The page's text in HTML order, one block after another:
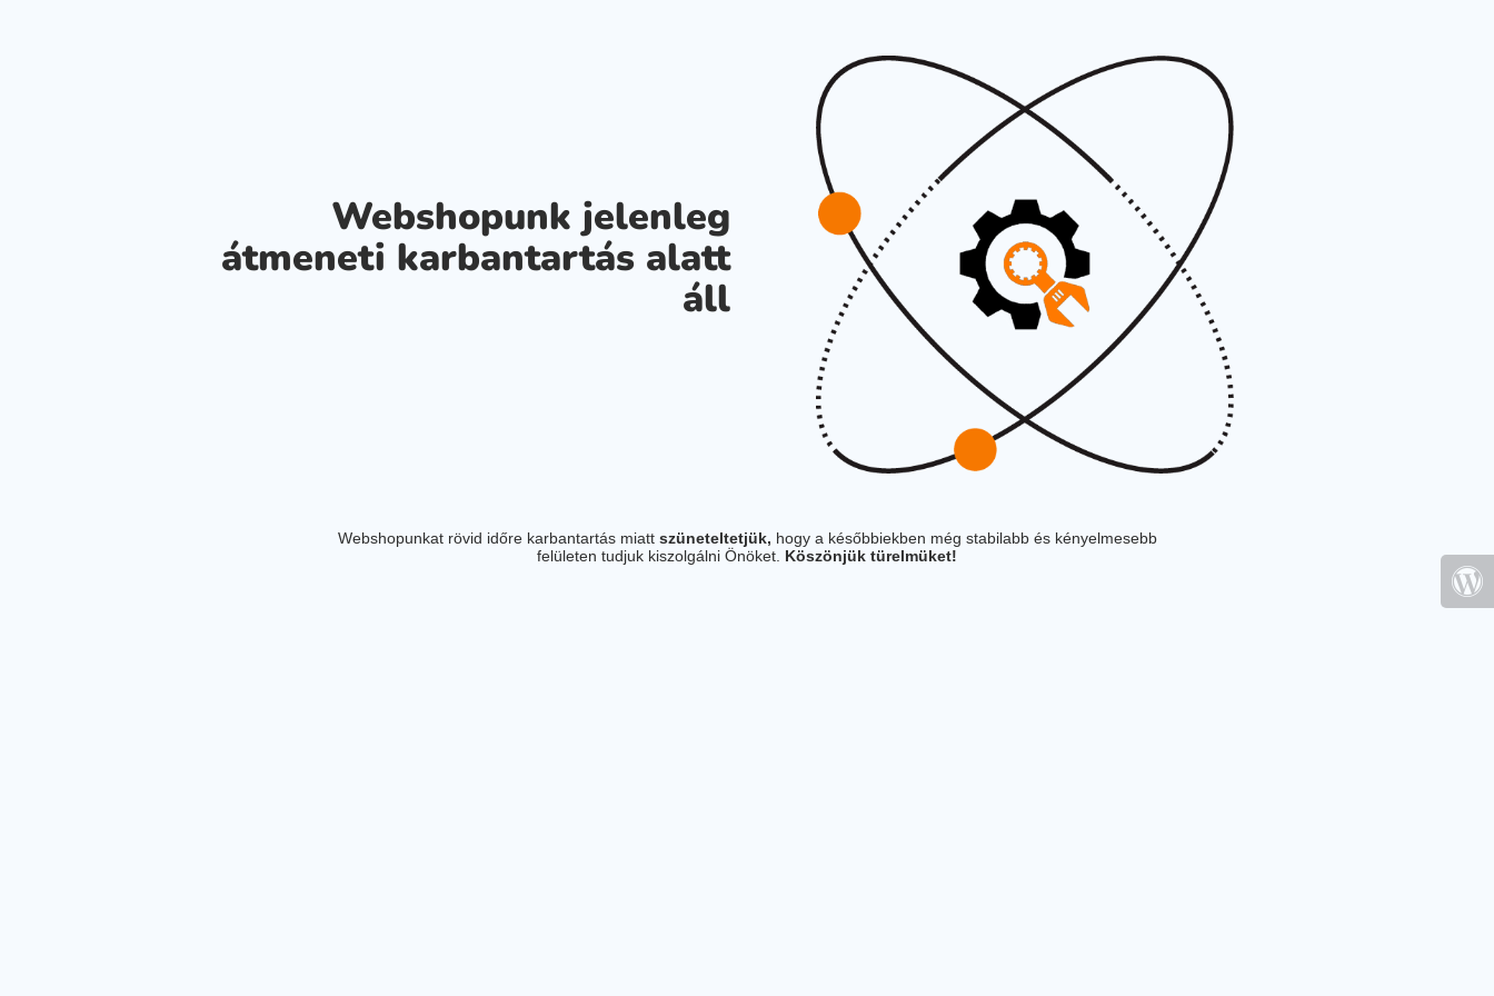
Webshopunk jelenleg
átmeneti karbantartás alatt
áll
Webshopunkat rövid időre karbantartás miatt szüneteltetjük, hogy a későbbiekben még stabilabb és kényelmesebb
felületen tudjuk kiszolgálni Önöket. Köszönjük türelmüket!